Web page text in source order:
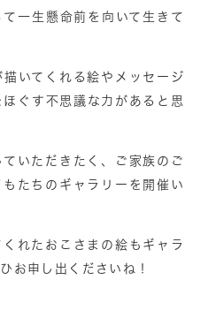
一生懸命前を向いて生きて
いてくれる絵やメッセージ
ぐす不思議な力があると思
いただきたく、ご家族のご
もたちのギャラリーを開催い
れたおこさまの絵もギャラ
お申し出くださいね！